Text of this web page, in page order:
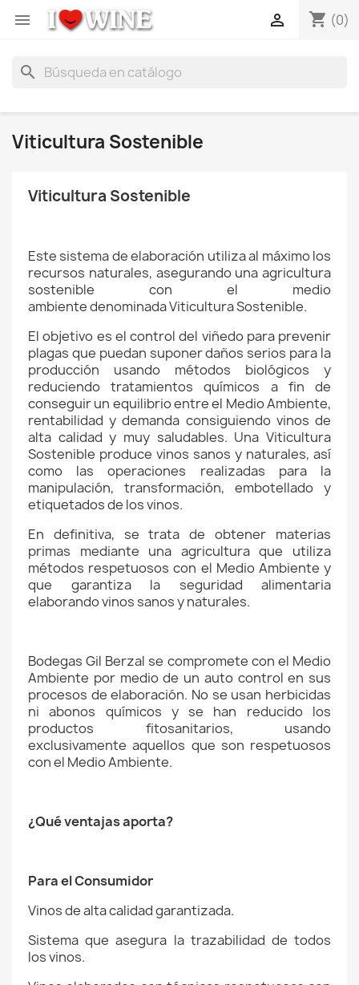
 shopping_cart (0)

search
Viticultura Sostenible
Viticultura Sostenible
Este sistema de elaboración utiliza al máximo los
recursos naturales, asegurando una agricultura
sostenible con el medio
ambiente denominada Viticultura Sostenible.
El objetivo es el control del viñedo para prevenir
plagas que puedan suponer daños serios para la
producción usando métodos biológicos y
reduciendo tratamientos químicos a fin de
conseguir un equilibrio entre el Medio Ambiente,
rentabilidad y demanda consiguiendo vinos de
alta calidad y muy saludables. Una Viticultura
Sostenible produce vinos sanos y naturales, así
como las operaciones realizadas para la
manipulación, transformación, embotellado y
etiquetados de los vinos.
En definitiva, se trata de obtener materias
primas mediante una agricultura que utiliza
métodos respetuosos con el Medio Ambiente y
que garantiza la seguridad alimentaria
elaborando vinos sanos y naturales.
Bodegas Gil Berzal se compromete con el Medio
Ambiente por medio de un auto control en sus
procesos de elaboración. No se usan herbicidas
ni abonos químicos y se han reducido los
productos fitosanitarios, usando
exclusivamente aquellos que son respetuosos
con el Medio Ambiente.
¿Qué ventajas aporta?
Para el Consumidor
Vinos de alta calidad garantizada.
Sistema que asegura la trazabilidad de todos
los vinos.